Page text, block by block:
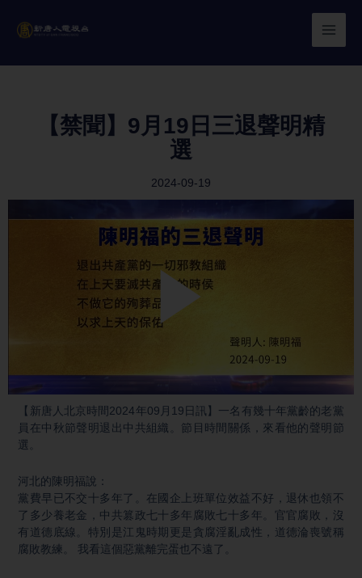
【禁聞】9月19日三退聲明精
選
2024-09-19
【新唐人北京時間2024年09月19日訊】一名有幾十年黨齡的老黨
員在中秋節聲明退出中共組織。節目時間關係，來看他的聲明節
選。
河北的陳明福說：
黨費早已不交十多年了。在國企上班單位效益不好，退休也領不
了多少養老金，中共篡政七十多年腐敗七十多年。官官腐敗，沒
有道德底線。特別是江鬼時期更是貪腐淫亂成性，道德淪喪號稱
腐敗教練。 我看這個惡黨離完蛋也不遠了。